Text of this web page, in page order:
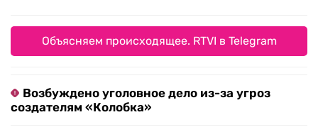
Объясняем происходящее. RTVI в Telegram
Возбуждено уголовное дело из-за угроз
создателям «Колобка»